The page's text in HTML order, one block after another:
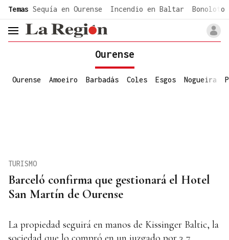
common.go-to-content
Temas Sequía en Ourense Incendio en Baltar Bonoloto
header.menu.open
Ourense
Ourense Amoeiro Barbadás Coles Esgos Nogueira
Barceló confirma que gestionará el Hotel
San Martín de Ourense
TURISMO
La propiedad seguirá en manos de Kissinger Baltic, la